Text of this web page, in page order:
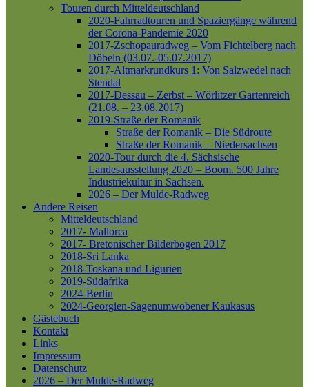
Touren durch Mitteldeutschland
2020-Fahrradtouren und Spaziergänge während
der Corona-Pandemie 2020
2017-Zschopauradweg – Vom Fichtelberg nach
Döbeln (03.07.-05.07.2017)
2017-Altmarkrundkurs 1: Von Salzwedel nach
Stendal
2017-Dessau – Zerbst – Wörlitzer Gartenreich
(21.08. – 23.08.2017)
2019-Straße der Romanik
Straße der Romanik – Die Südroute
Straße der Romanik – Niedersachsen
2020-Tour durch die 4. Sächsische
Landesausstellung 2020 – Boom. 500 Jahre
Industriekultur in Sachsen.
2026 – Der Mulde-Radweg
Andere Reisen
Mitteldeutschland
2017- Mallorca
2017- Bretonischer Bilderbogen 2017
2018-Sri Lanka
2018-Toskana und Ligurien
2019-Südafrika
2024-Berlin
2024-Georgien-Sagenumwobener Kaukasus
Gästebuch
Kontakt
Links
Impressum
Datenschutz
2026 – Der Mulde-Radweg